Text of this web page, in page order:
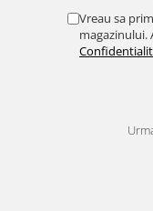
Ciocane
Ciocane
acumulator
Masini de gaurit si
Masini de gaurit si
Vreau sa
magazinului.